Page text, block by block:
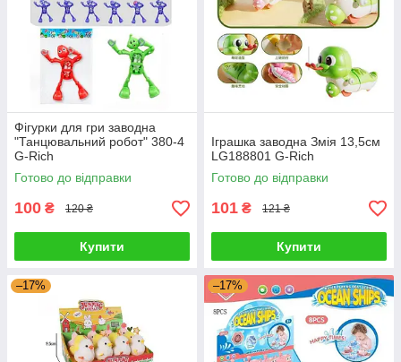
Фігурки для гри заводна
"Танцювальний робот" 380-4
G-Rich
Готово до відправки
100 ₴ 120 ₴
Купити
Іграшка заводна Змія 13,5см
LG188801 G-Rich
Готово до відправки
101 ₴ 121 ₴
Купити
–17% –17%